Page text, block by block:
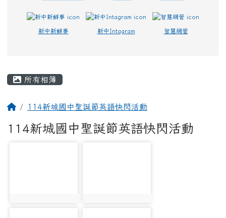
新中新鮮事 新中Intagram 智慧網管
所有相簿
回首頁114新城國中聖誕節英語快閃活動
114新城國中聖誕節英語快閃活動